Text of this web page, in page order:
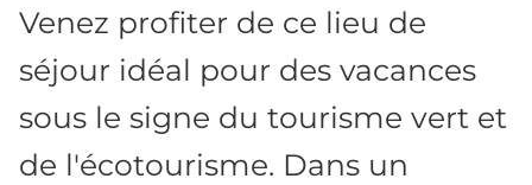
Venez profiter de ce lieu de
séjour idéal pour des vacances
sous le signe du tourisme vert et
de l'écotourisme. Dans un